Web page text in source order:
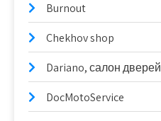
Burnout
Chekhov shop
Dariano, салон дверей
DocMotoService